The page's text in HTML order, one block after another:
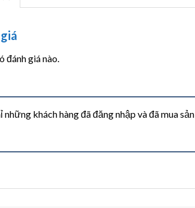
đánh giá nào.
những khách hàng đã đăng nhập và đã mua